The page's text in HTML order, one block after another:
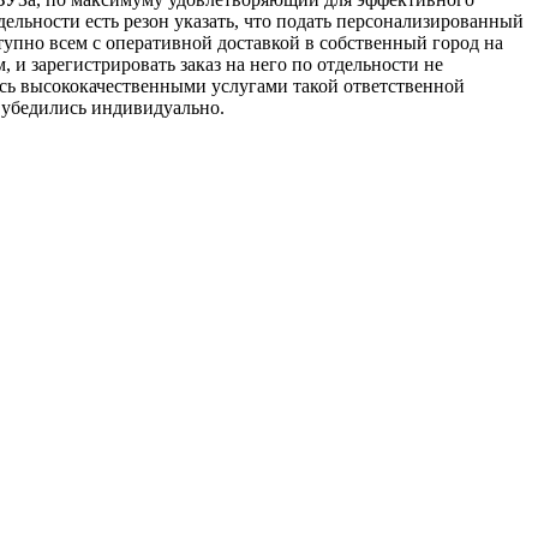
есть резон указать, что подать персонализированный
всем с оперативной доставкой в собственный город на
зарегистрировать заказ на него по отдельности не
высококачественными услугами такой ответственной
индивидуально.